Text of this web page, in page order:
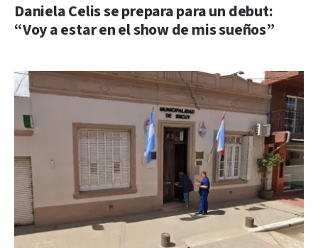
Daniela Celis se prepara para un debut:
“Voy a estar en el show de mis sueños”